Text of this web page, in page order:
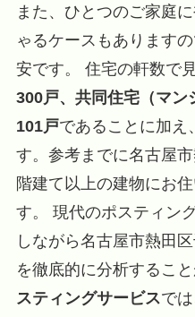
また、ひとつのご家庭
ゃるケースもあります
安です。 住宅の軒数で見
300戸、共同住宅（マン
101戸であることに加え
す。参考までに名古屋
階建て以上の建物にお
す。 現代のポスティン
しながら名古屋市熱田
を徹底的に分析すること
スティングサービスで